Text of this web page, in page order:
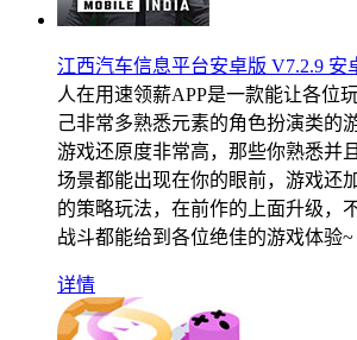
江西汽车信息平台安卓版 V7.2.9 安
人在用速领薪APP是一款能让各位
己非常多熟悉元素的角色扮演类的
游戏还原度非常高，那些你熟悉并
场景都能出现在你的眼前，游戏还
的策略玩法，在前作的上面升级，
战斗都能给到各位绝佳的游戏体验~
详情